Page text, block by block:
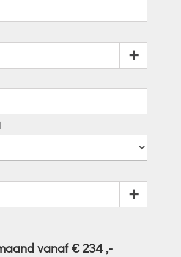
+
+
vanaf €234 ,-